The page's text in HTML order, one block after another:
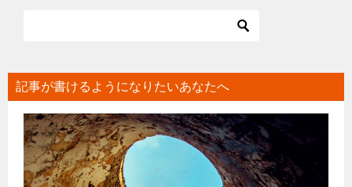
シ
記事が書けるようになりたいあなたへ